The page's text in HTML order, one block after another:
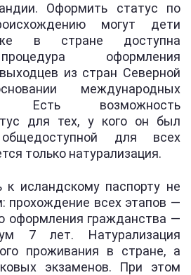
Оформить статус по
могут дети
в стране доступна
оформления
из стран Северной
международных
Есть возможность
для тех, у кого он был
для всех
только натурализация.
к исландскому паспорту не
прохождение всех этапов —
оформления гражданства —
7 лет. Натурализация
проживания в стране, а
экзаменов. При этом